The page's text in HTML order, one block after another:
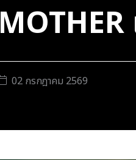
02 กรกฎาคม 2569